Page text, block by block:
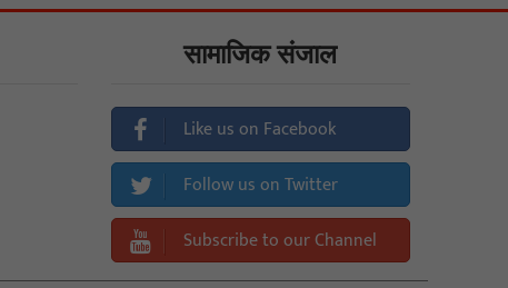
सामाजिक संजाल
Like us on Facebook
Follow us on Twitter
Subscribe to our Channel